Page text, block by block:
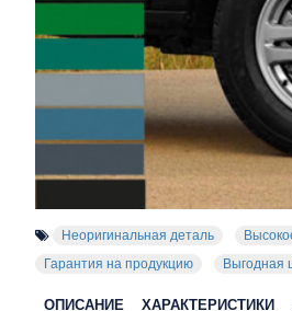
Неоригинальная деталь
Гарантия на продукцию
Выгодная
ОПИСАНИЕ ХАРАКТЕРИСТИКИ